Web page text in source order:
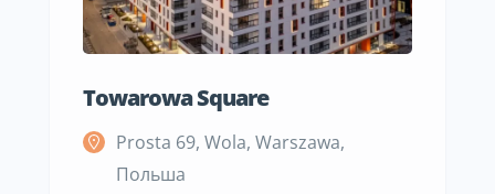
Towarowa Square
Prosta 69, Wola, Warszawa,
Польша